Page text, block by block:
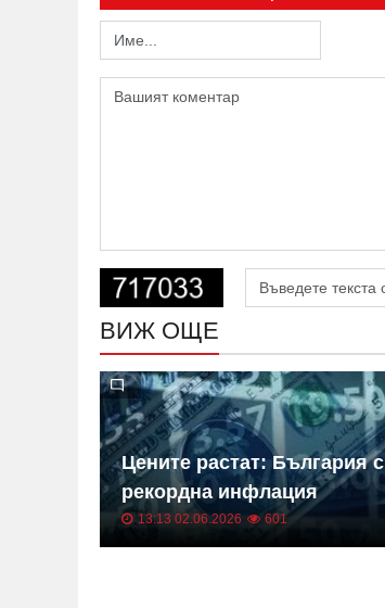
ВИЖ ОЩЕ
Цените растат: България с
рекордна инфлация
13:13 02.06.2026 601